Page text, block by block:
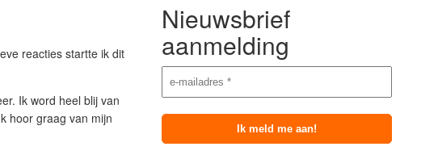
reacties startte ik dit
Ik word heel blij van
hoor graag van mijn
Nieuwsbrief
aanmelding